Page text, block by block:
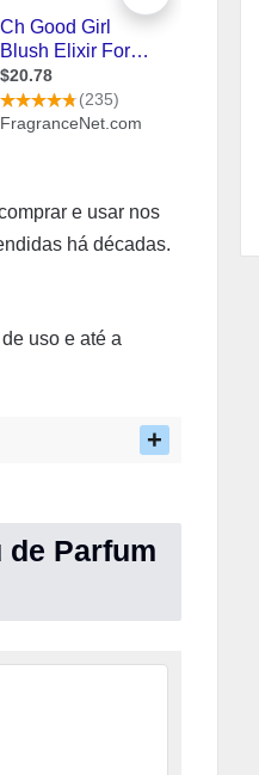
e usar nos
há décadas.
uso e até a
de Parfum